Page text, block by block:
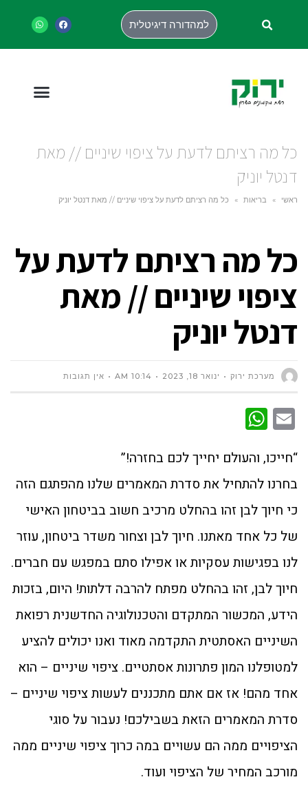
למהדורה דיגיטלית
כל מה רציתם לדעת על ציפוי שיניים // מאת
דנטל יוניק
ראשי » בריאות » כל מה רציתם לדעת על ציפוי שיניים // מאת דנטל יוניק
כל מה רציתם לדעת על
ציפוי שיניים // מאת
דנטל יוניק
מערכת ירוק ינואר 18, 2023 10:14 AM אין תגובות
Email
“חייכו, והעולם יחייך לכם בחזרה!”
בחרנו להתחיל את סדרת המאמרים שלנו מהפתגם הזה
כי חיוך לבן זהו בהחלט מרכיב חשוב בביטחון האישי
של כל אחד מאתנו. חיוך לבן וצחור משדר ביטחון, עוזר
לנו בפגישות עסקיות או אפילו סתם במפגש עם חברים.
חיוך לבן, זהו בהחלט מפתח להרבה דלתות! היום, בזכות
הידע, המכשור המתקדם והטכנולוגיה החדשנית רפואת
השיניים האסתטית התקדמה מאוד ואנו יכולים להציע
למטופלנו המון פתרונות אסתטיים. ציפוי שיניים – הוא
אחד מהם! אז אם אתם מתכננים לעשות ציפוי שיניים –
סדרת המאמרים הזאת בשבילכם! נעבור על סוגי
הציפויים ממה הם עשויים במה כרוך ציפוי שיניים ממה
מורכב המחיר של הציפוי ועוד.